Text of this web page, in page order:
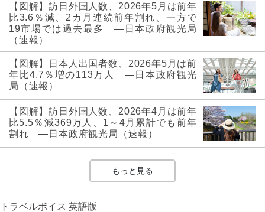
【図解】訪日外国人数、2026年5月は前年
比3.6％減、2カ月連続前年割れ、一方で
19市場では過去最多 ―日本政府観光局
（速報）
【図解】日本人出国者数、2026年5月は前
年比4.7％増の113万人 ―日本政府観光
局（速報）
【図解】訪日外国人数、2026年4月は前年
比5.5％減369万人、1～4月累計でも前年
割れ ―日本政府観光局（速報）
もっと見る
トラベルボイス 英語版